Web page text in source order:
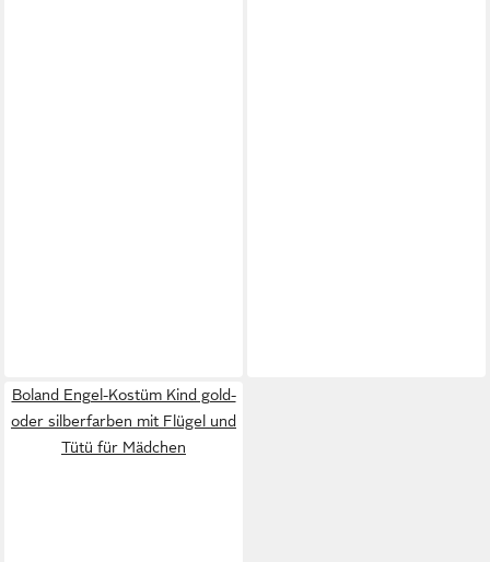
Boland Engel-Kostüm Kind gold-
oder silberfarben mit Flügel und
Tütü für Mädchen